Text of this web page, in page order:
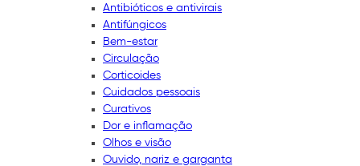
Antibióticos e antivirais
Antifúngicos
Bem-estar
Circulação
Corticoides
Cuidados pessoais
Curativos
Dor e inflamação
Olhos e visão
Ouvido, nariz e garganta